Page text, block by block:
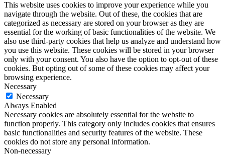
This website uses cookies to improve your experience while you
navigate through the website. Out of these, the cookies that are
categorized as necessary are stored on your browser as they are
essential for the working of basic functionalities of the website. We
also use third-party cookies that help us analyze and understand how
you use this website. These cookies will be stored in your browser
only with your consent. You also have the option to opt-out of these
cookies. But opting out of some of these cookies may affect your
browsing experience.
Necessary
Necessary
Always Enabled
Necessary cookies are absolutely essential for the website to
function properly. This category only includes cookies that ensures
basic functionalities and security features of the website. These
cookies do not store any personal information.
Non-necessary